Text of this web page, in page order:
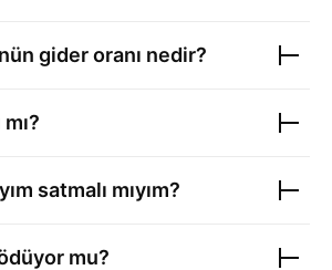
gider oranı nedir?
satmalı mıyım?
mu?